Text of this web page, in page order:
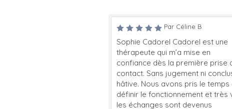
Par Céline B
Sophie Cadorel Cadorel est une
thérapeute qui m’a mise en
confiance dès la première prise de
contact. Sans jugement ni conclusion
hâtive. Nous avons pris le temps de
définir le fonctionnement et très vite,
les échanges sont devenus